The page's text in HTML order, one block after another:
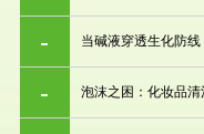
当碱液穿透生化防
泡沫之困：化妆品